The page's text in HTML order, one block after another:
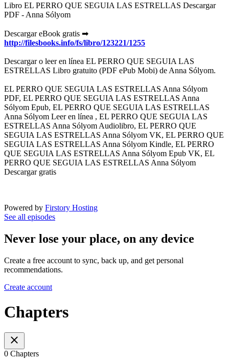
Libro EL PERRO QUE SEGUIA LAS ESTRELLAS Descargar
PDF - Anna Sólyom
Descargar eBook gratis ➡
http://filesbooks.info/fs/libro/123221/1255
Descargar o leer en línea EL PERRO QUE SEGUIA LAS
ESTRELLAS Libro gratuito (PDF ePub Mobi) de Anna Sólyom.
EL PERRO QUE SEGUIA LAS ESTRELLAS Anna Sólyom
PDF, EL PERRO QUE SEGUIA LAS ESTRELLAS Anna
Sólyom Epub, EL PERRO QUE SEGUIA LAS ESTRELLAS
Anna Sólyom Leer en línea , EL PERRO QUE SEGUIA LAS
ESTRELLAS Anna Sólyom Audiolibro, EL PERRO QUE
SEGUIA LAS ESTRELLAS Anna Sólyom VK, EL PERRO QUE
SEGUIA LAS ESTRELLAS Anna Sólyom Kindle, EL PERRO
QUE SEGUIA LAS ESTRELLAS Anna Sólyom Epub VK, EL
PERRO QUE SEGUIA LAS ESTRELLAS Anna Sólyom
Descargar gratis
Powered by Firstory Hosting
See all episodes
Never lose your place, on any device
Create a free account to sync, back up, and get personal
recommendations.
Create account
Chapters
0 Chapters